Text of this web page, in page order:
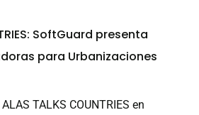
SoftGuard presenta
para Urbanizaciones
TALKS COUNTRIES en